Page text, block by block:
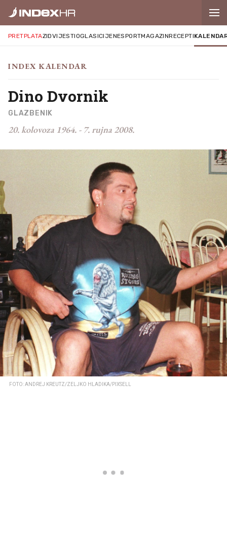
PRETPLATAZIDVIJESTIOGLASICIJENESPORTMAGAZINRECEPTI
INDEX KALENDAR
Dino Dvornik
GLAZBENIK
20. kolovoza 1964. - 7. rujna 2008.
FOTO: ANDREJ KREUTZ/ZELJKO HLADIKA/PIXSELL